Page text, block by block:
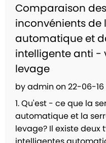
Comparaison
inconvénients de
automatique et
intelligente anti -
levage
by admin on 22-06-16
1. Qu'est - ce que la
automatique et la
levage? Il existe deux